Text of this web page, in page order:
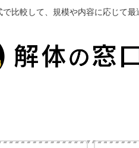
比較して、規模や内容に応じて最